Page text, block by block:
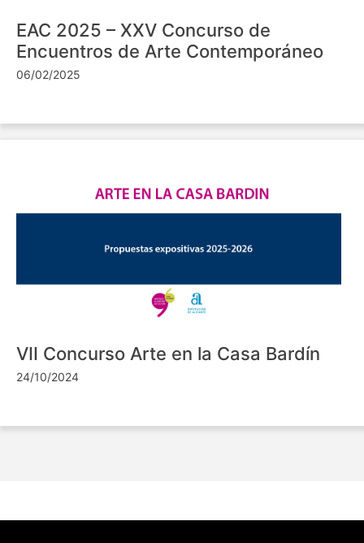
EAC 2025 – XXV Concurso de
Encuentros de Arte Contemporáneo
06/02/2025
VII Concurso Arte en la Casa Bardín
24/10/2024